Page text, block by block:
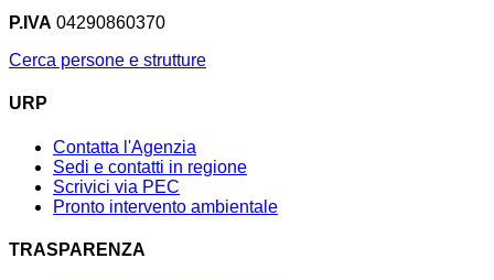
P.IVA 04290860370
Cerca persone e strutture
URP
Contatta l'Agenzia
Sedi e contatti in regione
Scrivici via PEC
Pronto intervento ambientale
TRASPARENZA